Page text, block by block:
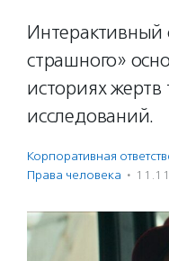
Интерактивный
страшного»
историях жертв
исследований.
Корпоративная
Права человека ·